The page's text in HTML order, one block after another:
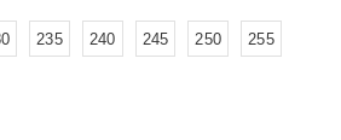
235 240 245 250 255